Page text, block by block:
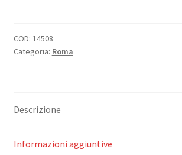
COD: 14508
Categoria: Roma
Descrizione
Informazioni aggiuntive